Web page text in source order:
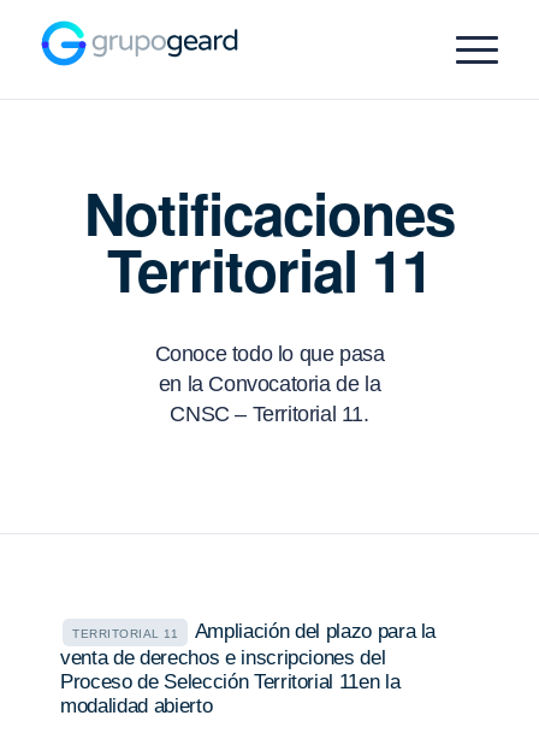
Notificaciones
Territorial 11
Conoce todo lo que pasa
en la Convocatoria de la
CNSC – Territorial 11.
TERRITORIAL 11
Ampliación del plazo para la
venta de derechos e inscripciones del
Proceso de Selección Territorial 11en la
modalidad abierto